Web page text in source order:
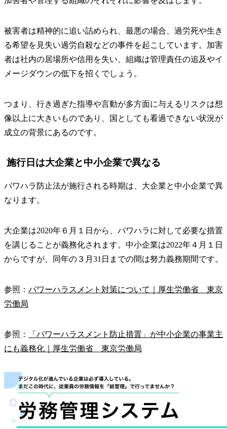
被害者は精神的に追い詰められ、最悪の場合、過労死や生き
る希望を見失い過労自殺などの事件を起こしています。加害
者は社内の居場所や信用を失い、組織は管理責任の追及やイ
メージダウンの低下を招くでしょう。
つまり、行き過ぎた指導や言動が多方面に与えるリスクは想
像以上に大きいものであり、国としても看過できない状況が
成立の背景にあるのです。
施行日は大企業と中小企業で異なる
パワハラ防止法が施行される時期は、大企業と中小企業で異
なります。
大企業は2020年６月１日から、パワハラに対して必要な措置
を講じることが義務化されます。中小企業は2022年４月１日
からですが、同年の３月31日までの間は努力義務期間です。
参照： パワーハラスメント対策について｜厚生労働省 東京
労働局
参照：
「パワーハラスメント防止措置」が中小企業の事業主
にも義務化｜厚生労働省 東京労働局